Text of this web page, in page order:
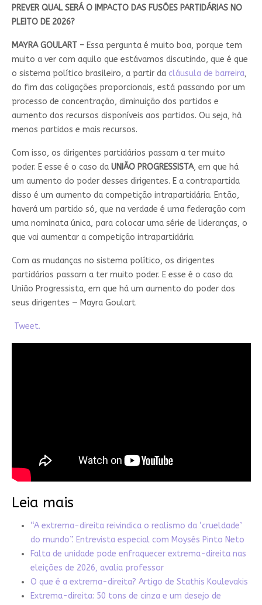
PREVER QUAL SERÁ O IMPACTO DAS FUSÕES PARTIDÁRIAS NO
PLEITO DE 2026?
MAYRA GOULART –Essa pergunta é muito boa, porque tem
muito a ver com aquilo que estávamos discutindo, que é que
o sistema político brasileiro, a partir da cláusula de barreira,
do fim das coligações proporcionais, está passando por um
processo de concentração, diminuição dos partidos e
aumento dos recursos disponíveis aos partidos. Ou seja, há
menos partidos e mais recursos.
Com isso, os dirigentes partidários passam a ter muito
poder. E esse é o caso da UNIÃO PROGRESSISTA, em que há
um aumento do poder desses dirigentes. E a contrapartida
disso é um aumento da competição intrapartidária. Então,
haverá um partido só, que na verdade é uma federação com
uma nominata única, para colocar uma série de lideranças, o
que vai aumentar a competição intrapartidária.
Com as mudanças no sistema político, os dirigentes
partidários passam a ter muito poder. E esse é o caso da
União Progressista, em que há um aumento do poder dos
seus dirigentes — Mayra Goulart
Tweet.
Leia mais
“A extrema-direita reivindica o realismo da ‘crueldade’
do mundo”. Entrevista especial com Moysés Pinto Neto
Falta de unidade pode enfraquecer extrema-direita nas
eleições de 2026, avalia professor
O que é a extrema-direita? Artigo de Stathis Koulevakis
Extrema-direita: 50 tons de cinza e um desejo de